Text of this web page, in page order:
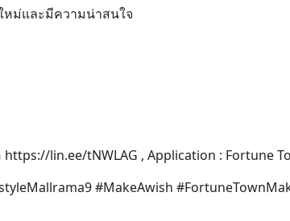
หม่และมีความน่าสนใจ
lin.ee/tNWLAG , Application : Fortune
#MakeAwish